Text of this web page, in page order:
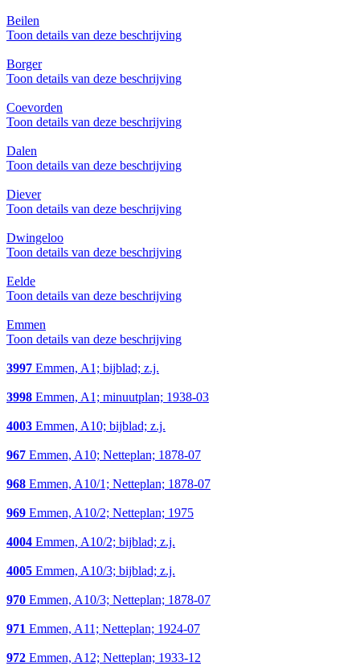
Beilen
Toon details van deze beschrijving
Borger
Toon details van deze beschrijving
Coevorden
Toon details van deze beschrijving
Dalen
Toon details van deze beschrijving
Diever
Toon details van deze beschrijving
Dwingeloo
Toon details van deze beschrijving
Eelde
Toon details van deze beschrijving
Emmen
Toon details van deze beschrijving
3997 Emmen, A1; bijblad; z.j.
3998 Emmen, A1; minuutplan; 1938-03
4003 Emmen, A10; bijblad; z.j.
967 Emmen, A10; Netteplan; 1878-07
968 Emmen, A10/1; Netteplan; 1878-07
969 Emmen, A10/2; Netteplan; 1975
4004 Emmen, A10/2; bijblad; z.j.
4005 Emmen, A10/3; bijblad; z.j.
970 Emmen, A10/3; Netteplan; 1878-07
971 Emmen, A11; Netteplan; 1924-07
972 Emmen, A12; Netteplan; 1933-12